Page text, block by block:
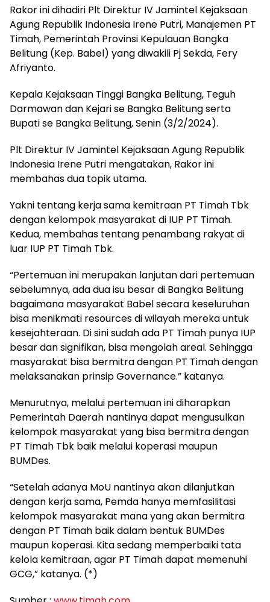
Rakor ini dihadiri Plt Direktur IV Jamintel Kejaksaan
Agung Republik Indonesia Irene Putri, Manajemen PT
Timah, Pemerintah Provinsi Kepulauan Bangka
Belitung (Kep. Babel) yang diwakili Pj Sekda, Fery
Afriyanto.
Kepala Kejaksaan Tinggi Bangka Belitung, Teguh
Darmawan dan Kejari se Bangka Belitung serta
Bupati se Bangka Belitung, Senin (3/2/2024).
Plt Direktur IV Jamintel Kejaksaan Agung Republik
Indonesia Irene Putri mengatakan, Rakor ini
membahas dua topik utama.
Yakni tentang kerja sama kemitraan PT Timah Tbk
dengan kelompok masyarakat di IUP PT Timah.
Kedua, membahas tentang penambang rakyat di
luar IUP PT Timah Tbk.
“Pertemuan ini merupakan lanjutan dari pertemuan
sebelumnya, ada dua isu besar di Bangka Belitung
bagaimana masyarakat Babel secara keseluruhan
bisa menikmati resources di wilayah mereka untuk
kesejahteraan. Di sini sudah ada PT Timah punya IUP
besar dan signifikan, bisa mengolah areal. Sehingga
masyarakat bisa bermitra dengan PT Timah dengan
melaksanakan prinsip Governance.” katanya.
Menurutnya, melalui pertemuan ini diharapkan
Pemerintah Daerah nantinya dapat mengusulkan
kelompok masyarakat yang bisa bermitra dengan
PT Timah Tbk baik melalui koperasi maupun
BUMDes.
“Setelah adanya MoU nantinya akan dilanjutkan
dengan kerja sama, Pemda hanya memfasilitasi
kelompok masyarakat mana yang akan bermitra
dengan PT Timah baik dalam bentuk BUMDes
maupun koperasi. Kita sedang memperbaiki tata
kelola kemitraan, agar PT Timah dapat memenuhi
GCG,” katanya. (*)